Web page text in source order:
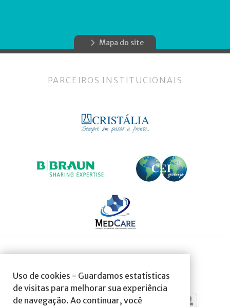
Uso de cookies - Guardamos estatísticas
de visitas para melhorar sua experiência
de navegação. Ao continuar, você
Mapa do site
PARCEIROS INSTITUCIONAIS